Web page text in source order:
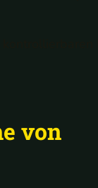
von